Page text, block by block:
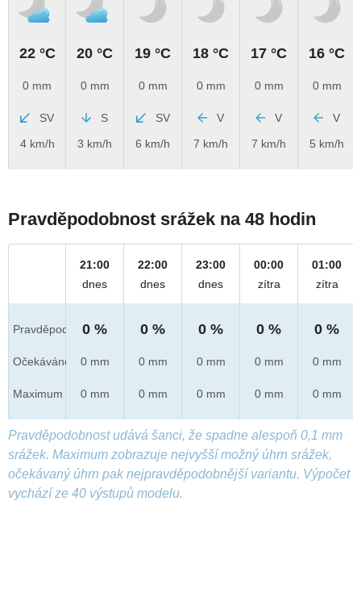
22 °C
0 mm
SV
4 km/h
20 °C
0 mm
S
3 km/h
19 °C
0 mm
SV
6 km/h
18 °C
0 mm
V
7 km/h
17 °C
0 mm
V
7 km/h
16 °C
0 mm
V
5 km/h
Pravděpodobnost srážek na 48 hodin
Pravděpod.
Očekáváno
Maximum
21:00
dnes
0 %
0 mm
0 mm
22:00
dnes
0 %
0 mm
0 mm
23:00
dnes
0 %
0 mm
0 mm
00:00
zítra
0 %
0 mm
0 mm
01:00
zítra
0 %
0 mm
0 mm
Pravděpodobnost udává šanci, že spadne alespoň 0,1 mm
srážek. Maximum zobrazuje nejvyšší možný úhrn srážek,
očekávaný úhrn pak nejpravděpodobnější variantu. Výpočet
vychází ze 40 výstupů modelu.